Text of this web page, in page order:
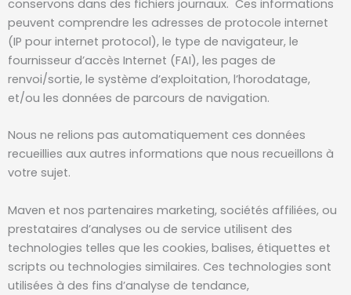
conservons dans des fichiers journaux. Ces informations
peuvent comprendre les adresses de protocole internet
(IP pour internet protocol), le type de navigateur, le
fournisseur d’accès Internet (FAI), les pages de
renvoi/sortie, le système d’exploitation, l’horodatage,
et/ou les données de parcours de navigation.
Nous ne relions pas automatiquement ces données
recueillies aux autres informations que nous recueillons à
votre sujet.
Maven et nos partenaires marketing, sociétés affiliées, ou
prestataires d’analyses ou de service utilisent des
technologies telles que les cookies, balises, étiquettes et
scripts ou technologies similaires. Ces technologies sont
utilisées à des fins d’analyse de tendance,